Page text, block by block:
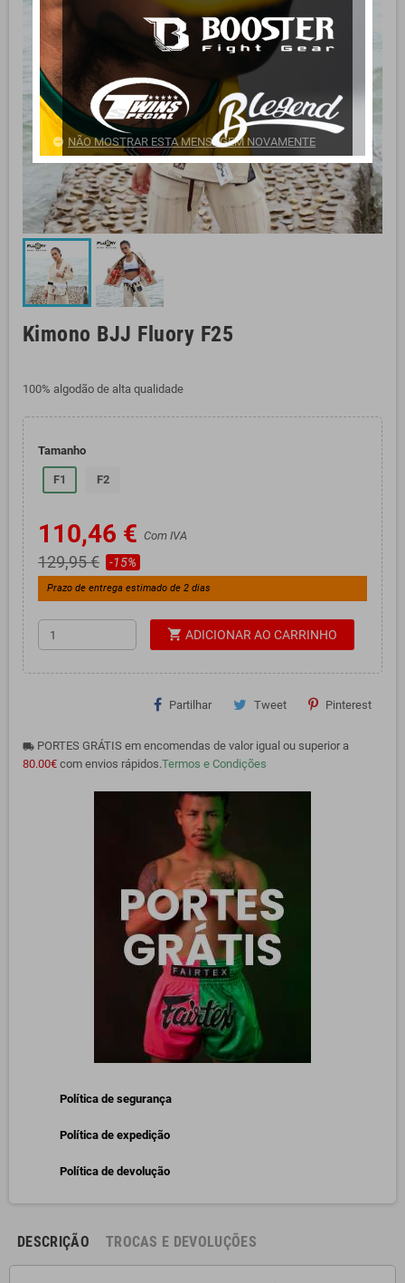
Kimono BJJ Fluory F25
100% algodão de alta qualidade
Tamanho
F1 F2
110,46 € Com IVA
129,95 € -15%
Prazo de entrega estimado de 2 dias
shopping_cart ADICIONAR AO CARRINHO
Partilhar Tweet Pinterest
local_shipping PORTES GRÁTIS em encomendas de valor igual ou superior a
80.00€ com envios rápidos.Termos e Condições
Política de segurança
Política de expedição
Política de devolução
DESCRIÇÃO TROCAS E DEVOLUÇÕES
NÃO MOSTRAR ESTA MENSAGEM NOVAMENTE